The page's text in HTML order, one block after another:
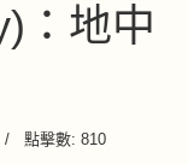
：地中
點擊數: 810